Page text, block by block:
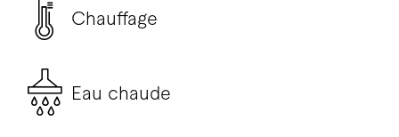
Chauffage
Eau chaude